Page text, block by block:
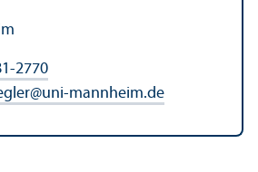
2770
@uni-mannheim.de